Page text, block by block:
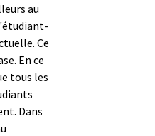
au
Ce
En ce
tous les
Dans